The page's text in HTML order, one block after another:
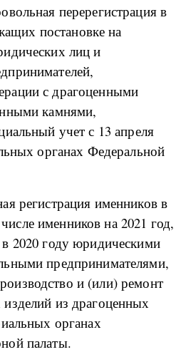
перерегистрация в
постановке на
лиц и
с драгоценными
камнями,
учет с 13 апреля
органах Федеральной
регистрация именников в
именников на 2021 год,
2020 году юридическими
предпринимателями,
и (или) ремонт
из драгоценных
органах
палаты.